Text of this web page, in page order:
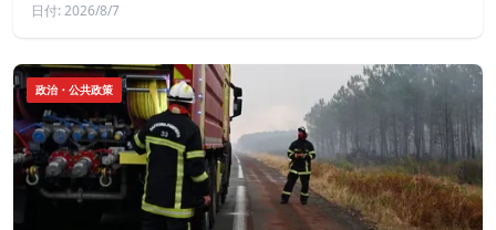
日付: 2026/8/7
政治・公共政策